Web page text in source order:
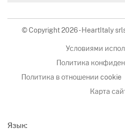
© Copyright 2026 - HeartItaly
Условиями
Политика
Политика в отношении cookie
Карта
Язык: